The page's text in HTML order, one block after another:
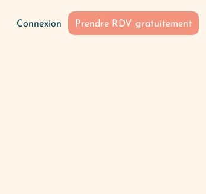
Connexion Prendre RDV gratuitement